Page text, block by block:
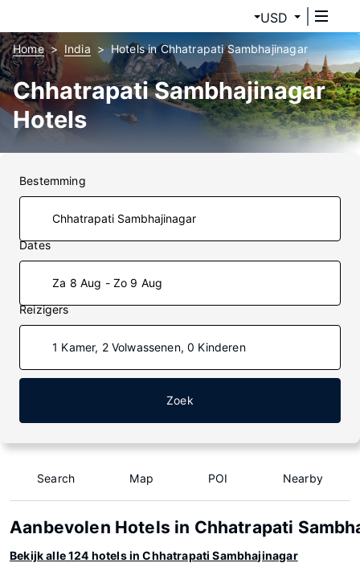
USD
Home India Hotels in Chhatrapati Sambhajinagar
Chhatrapati Sambhajinagar
Hotels
Bestemming
Dates
Za 8 Aug - Zo 9 Aug
Reizigers
1 Kamer, 2 Volwassenen, 0 Kinderen
Zoek
Search Map POI Nearby
Aanbevolen Hotels in Chhatrapati
Bekijk alle 124 hotels in Chhatrapati Sambhajinagar